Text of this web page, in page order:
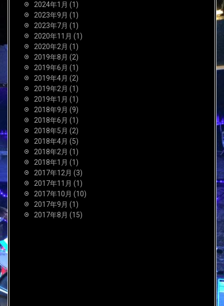
2024年1月 (1)
2023年9月 (1)
2023年7月 (1)
2020年11月 (1)
2020年2月 (1)
2019年8月 (2)
2019年6月 (1)
2019年4月 (2)
2019年2月 (1)
2019年1月 (1)
2018年9月 (9)
2018年6月 (1)
2018年5月 (2)
2018年4月 (5)
2018年2月 (1)
2018年1月 (1)
2017年12月 (3)
2017年11月 (1)
2017年10月 (10)
2017年9月 (1)
2017年8月 (15)